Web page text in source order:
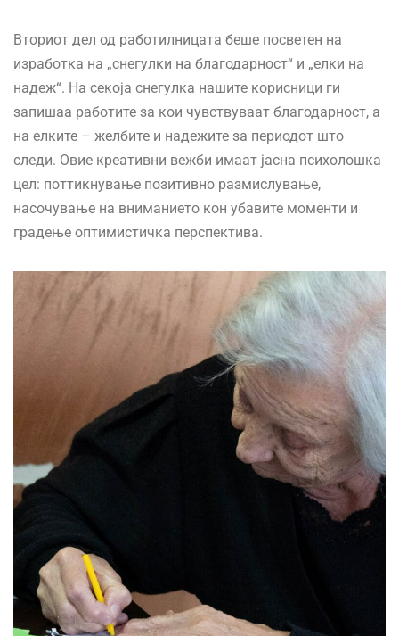
Вториот дел од работилницата беше посветен на
изработка на „снегулки на благодарност“ и „елки на
надеж“. На секоја снегулка нашите корисници ги
запишаа работите за кои чувствуваат благодарност, а
на елките – желбите и надежите за периодот што
следи. Овие креативни вежби имаат јасна психолошка
цел: поттикнување позитивно размислување,
насочување на вниманието кон убавите моменти и
градење оптимистичка перспектива.